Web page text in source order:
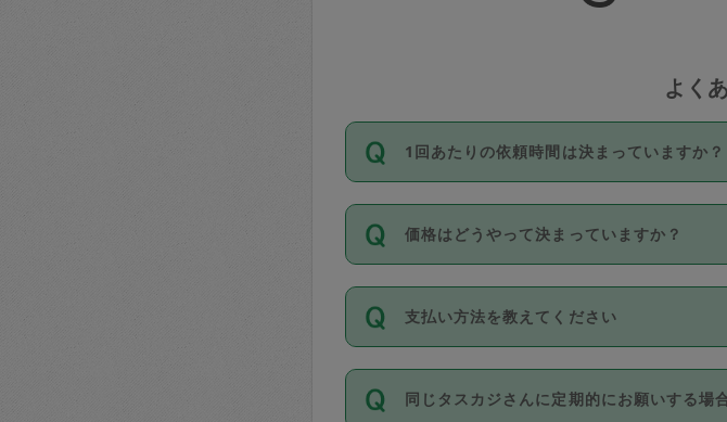
よく
1回あたりの依頼時間は決まっていますか？
依頼1回につき3時間固定です。3時間を超
い。機能をご利用いただくには、タスカジ
が必要です。なお、3時間を下回っても、
価格はどうやって決まっていますか？
11種類の価格帯の中からタスカジさん自身
タスカジさんの価格設定には最初は制限が
除々に設定可能な最高額が上がっていく仕
支払い方法を教えてください
お支払方法はクレジットカード（Visa／
Club）のみとなります。
同じタスカジさんに定期的にお願いする場